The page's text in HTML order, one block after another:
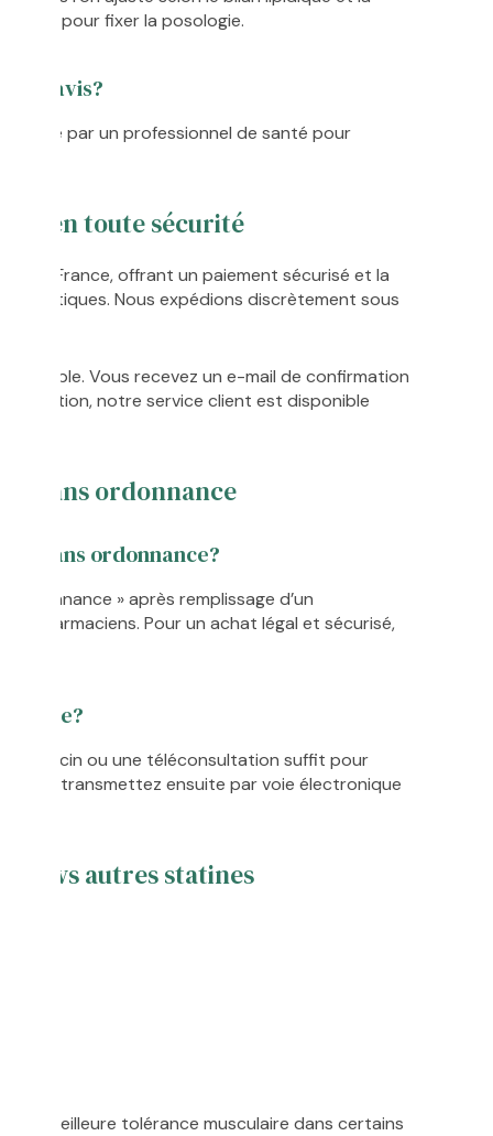
pour fixer la posologie.
avis?
par un professionnel de santé pour
en toute sécurité
en France, offrant un paiement sécurisé et la
Nous expédions discrètement sous
traçable. Vous recevez un e-mail de confirmation
question, notre service client est disponible
sans ordonnance
sans ordonnance?
ordonnance » après remplissage d’un
pharmaciens. Pour un achat légal et sécurisé,
médecin ou une téléconsultation suffit pour
la transmettez ensuite par voie électronique
vs autres statines
meilleure tolérance musculaire dans certains